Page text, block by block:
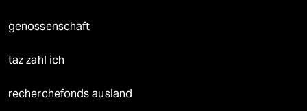
genossenschaft
taz zahl ich
recherchefonds ausland